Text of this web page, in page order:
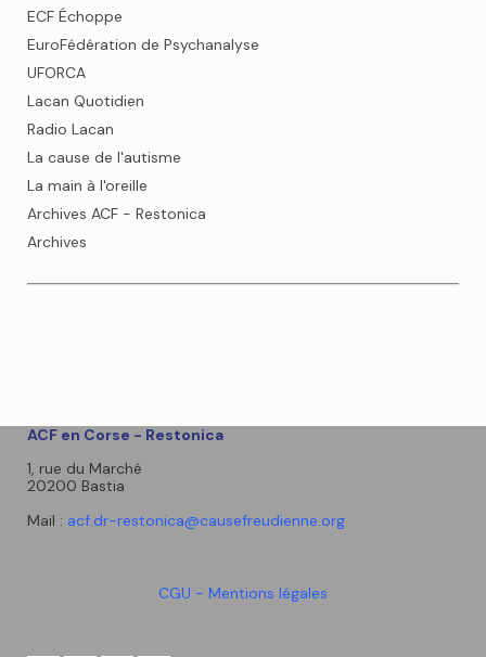
ECF Échoppe
EuroFédération de Psychanalyse
UFORCA
Lacan Quotidien
Radio Lacan
La cause de l'autisme
La main à l'oreille
Archives ACF - Restonica
Archives
ACF en Corse - Restonica
1, rue du Marché
20200 Bastia
Mail : acf.dr-restonica@causefreudienne.org
CGU - Mentions légales